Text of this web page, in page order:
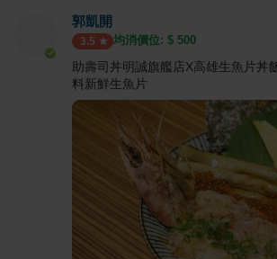
郭凱開
3.5 均消價位: $ 500
助壽司丼明誠旗艦店X高雄生魚片丼
料新鮮生魚片